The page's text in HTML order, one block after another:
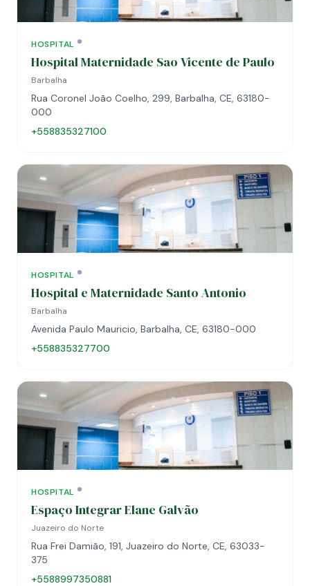
HOSPITAL
Hospital Maternidade Sao Vicente de Paulo
Barbalha
Rua Coronel João Coelho, 299, Barbalha, CE, 63180-
000
+558835327100
HOSPITAL
Hospital e Maternidade Santo Antonio
Barbalha
Avenida Paulo Mauricio, Barbalha, CE, 63180-000
+558835327700
HOSPITAL
Espaço Integrar Elane Galvão
Juazeiro do Norte
Rua Frei Damião, 191, Juazeiro do Norte, CE, 63033-
375
+5588997350881